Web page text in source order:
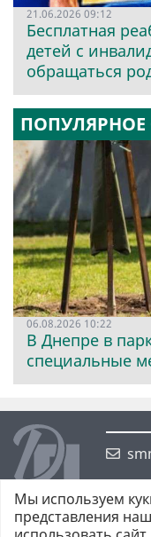
21.06.2026 09:12
Бесплатная
детей с
обращаться
06.08.2026 10:22
В Днепре в
специальные
Мы используем
представления